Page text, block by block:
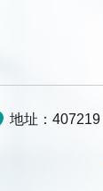
地址：407219